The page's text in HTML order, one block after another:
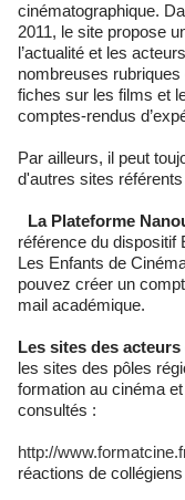
cinématographique.
2011, le site propose
l’actualité et les
nombreuses
fiches sur les films et
comptes-rendus
Par ailleurs, il peut
d'autres sites
La Plateforme
référence du dispositif
Les Enfants de
pouvez créer un
mail académique.
Les sites des
les sites des pôles
formation au cinéma
consultés :
http://
réactions de